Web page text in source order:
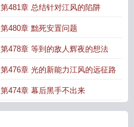
第481章 总结针对江风的陷阱
第480章 黜死安置问题
第478章 等到的敌人辉夜的想法
第476章 光的新能力江风的远征路
第474章 幕后黑手不出来